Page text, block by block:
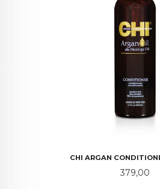
CHI ARGAN
Pris
379,00